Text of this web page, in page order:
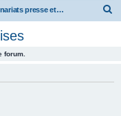
Partenariats presse et entreprises
forum.